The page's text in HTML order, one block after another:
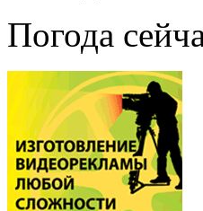
Погода